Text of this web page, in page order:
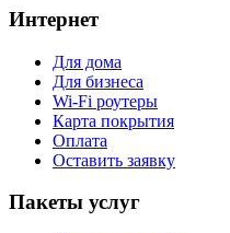
Интернет
Для дома
Для бизнеса
Wi-Fi роутеры
Карта покрытия
Оплата
Оставить заявку
Пакеты услуг